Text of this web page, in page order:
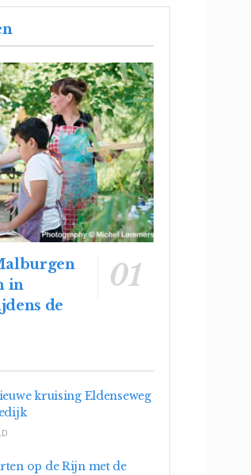
in
de
kruising Eldenseweg
op de Rijn met de